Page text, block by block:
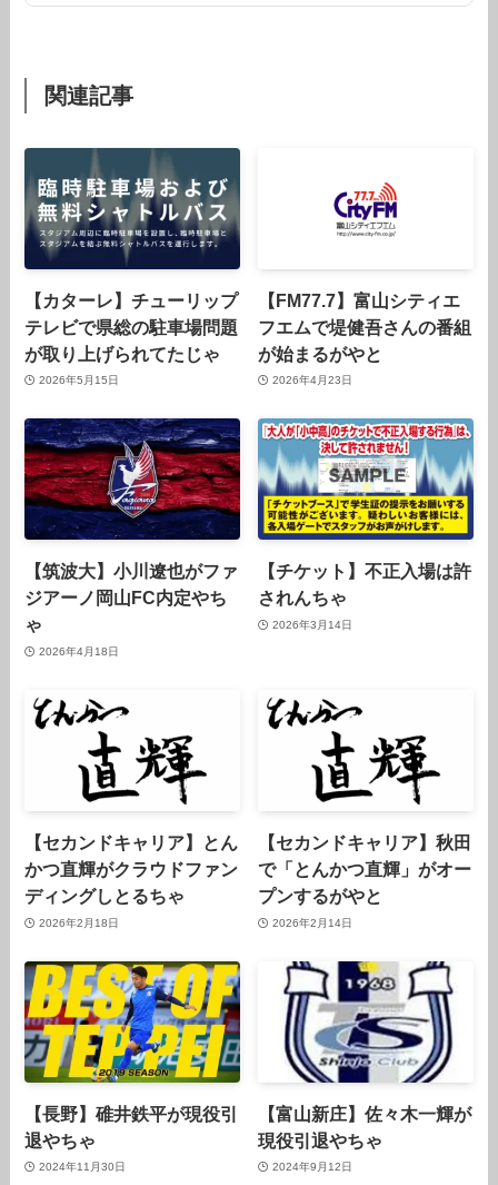
関連記事
【カターレ】チューリップ
テレビで県総の駐車場問題
が取り上げられてたじゃ
2026年5月15日
【FM77.7】富山シティエ
フエムで堤健吾さんの番組
が始まるがやと
2026年4月23日
【筑波大】小川遼也がファ
ジアーノ岡山FC内定やち
ゃ
2026年4月18日
【チケット】不正入場は許
されんちゃ
2026年3月14日
【セカンドキャリア】とん
かつ直輝がクラウドファン
ディングしとるちゃ
2026年2月18日
【セカンドキャリア】秋田
で「とんかつ直輝」がオー
プンするがやと
2026年2月14日
【長野】碓井鉄平が現役引
退やちゃ
2024年11月30日
【富山新庄】佐々木一輝が
現役引退やちゃ
2024年9月12日